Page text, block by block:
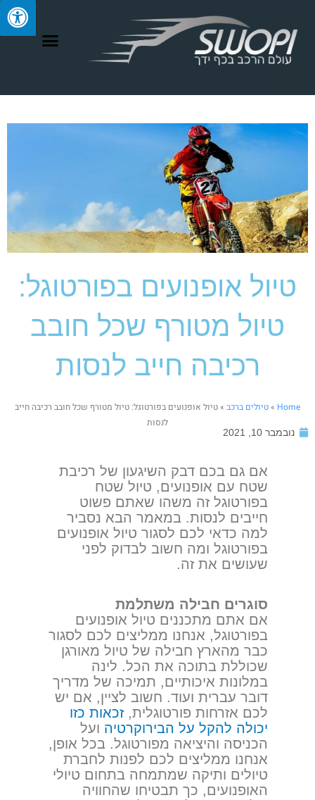
טיול אופנועים בפורטוגל:
טיול מטורף שכל חובב
רכיבה חייב לנסות
Home
»טיולים ברכב »טיול אופנועים בפורטוגל: טיול מטורף שכל חובב רכיבה חייב
לנסות
נובמבר 10, 2021
אם גם בכם דבק השיגעון של רכיבת
שטח עם אופנועים, טיול שטח
בפורטוגל זה משהו שאתם פשוט
חייבים לנסות. במאמר הבא נסביר
למה כדאי לכם לסגור טיול אופנועים
בפורטוגל ומה חשוב לבדוק לפני
שעושים את זה.
סוגרים חבילה משתלמת
אם אתם מתכננים טיול אופנועים
בפורטוגל, אנחנו ממליצים לכם לסגור
כבר מהארץ חבילה של טיול מאורגן
שכוללת בתוכה את הכל. לינה
במלונות איכותיים, תמיכה של מדריך
דובר עברית ועוד. חשוב לציין, אם יש
לכם אזרחות פורטוגלית,זכאות כזו
יכולה להקל על הבירוקרטיה ועל
הכניסה והיציאה מפורטוגל. בכל אופן,
אנחנו ממליצים לכם לפנות לחברת
טיולים ותיקה שמתמחה בתחום טיולי
האופנועים, כך תבטיחו שהחוויה